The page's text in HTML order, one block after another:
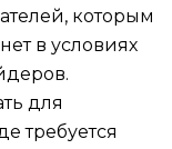
которым
в условиях
для
требуется